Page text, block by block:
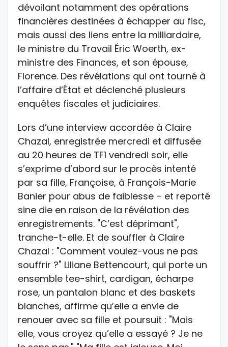
dévoilant notamment des opérations
financières destinées à échapper au fisc,
mais aussi des liens entre la milliardaire,
le ministre du Travail Éric Woerth, ex-
ministre des Finances, et son épouse,
Florence. Des révélations qui ont tourné à
l’affaire d’État et déclenché plusieurs
enquêtes fiscales et judiciaires.
Lors d’une interview accordée à Claire
Chazal, enregistrée mercredi et diffusée
au 20 heures de TF1 vendredi soir, elle
s’exprime d’abord sur le procès intenté
par sa fille, Françoise, à François-Marie
Banier pour abus de faiblesse – et reporté
sine die en raison de la révélation des
enregistrements. "C’est déprimant",
tranche-t-elle. Et de souffler à Claire
Chazal : "Comment voulez-vous ne pas
souffrir ?" Liliane Bettencourt, qui porte un
ensemble tee-shirt, cardigan, écharpe
rose, un pantalon blanc et des baskets
blanches, affirme qu’elle a envie de
renouer avec sa fille et poursuit : "Mais
elle, vous croyez qu’elle a essayé ? Je ne